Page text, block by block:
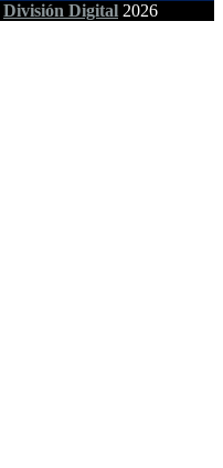
División Digital 2026